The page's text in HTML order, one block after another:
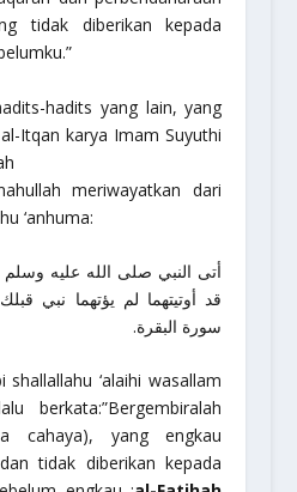
tidak diberikan kepada
hadits yang lain, yang
Itqan karya Imam Suyuthi
meriwayatkan dari
‘anhuma:
أتى النبي صلى الله عليه
قد أوتيتهما لم يؤتهما نبي
سورة البقرة.
shallallahu ‘alaihi wasallam
berkata:”Bergembiralah
cahaya), yang engkau
tidak diberikan kepada